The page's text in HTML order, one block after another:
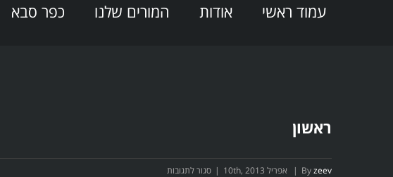
עמוד ראשי אודות המורים שלנו כפר סבא
ראשון
Byzeev
| אפריל 10th, 2013 | סגור לתגובות